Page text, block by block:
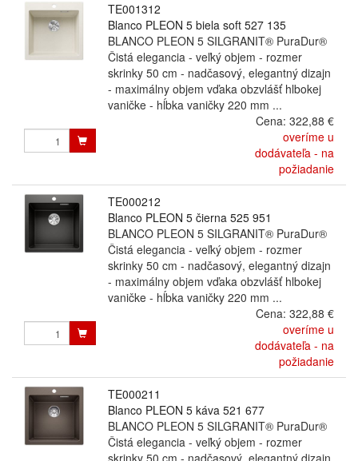
TE001312
Blanco PLEON 5 biela soft 527 135
BLANCO PLEON 5 SILGRANIT® PuraDur®
Čistá elegancia - veľký objem - rozmer
skrinky 50 cm - nadčasový, elegantný dizajn
- maximálny objem vďaka obzvlášť hlbokej
vaničke - hĺbka vaničky 220 mm ...
Cena: 322,88 €
overíme u
dodávateľa - na
požiadanie
TE000212
Blanco PLEON 5 čierna 525 951
BLANCO PLEON 5 SILGRANIT® PuraDur®
Čistá elegancia - veľký objem - rozmer
skrinky 50 cm - nadčasový, elegantný dizajn
- maximálny objem vďaka obzvlášť hlbokej
vaničke - hĺbka vaničky 220 mm ...
Cena: 322,88 €
overíme u
dodávateľa - na
požiadanie
TE000211
Blanco PLEON 5 káva 521 677
BLANCO PLEON 5 SILGRANIT® PuraDur®
Čistá elegancia - veľký objem - rozmer
skrinky 50 cm - nadčasový, elegantný dizajn